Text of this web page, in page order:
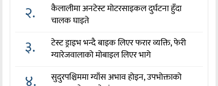
२.
कैलालीमा अनटेस्ट मोटरसाइकल दुर्घटना हुँदा
चालक घाइते
३.
टेस्ट ड्राइभ भन्दै बाइक लिएर फरार व्यक्ति, फेरी
ग्यारेजवालाको मोबाइल लिएर भागे
सुदुरपश्चिममा ग्याँस अभाव होइन, उपभोक्ताको